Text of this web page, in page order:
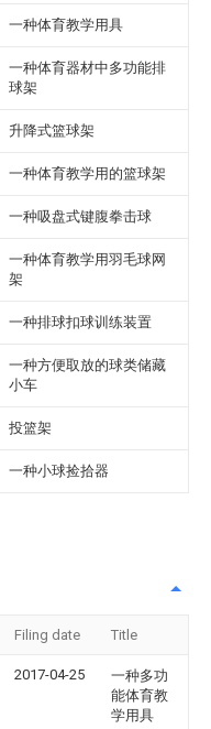
一种体育教学用具
一种体育器材中多功能排
球架
升降式篮球架
一种体育教学用的篮球架
一种吸盘式键腹拳击球
一种体育教学用羽毛球网
架
一种排球扣球训练装置
一种方便取放的球类储藏
小车
投篮架
一种小球捡拾器
Filing date Title
2017-04-25
一种多功
能体育教
学用具